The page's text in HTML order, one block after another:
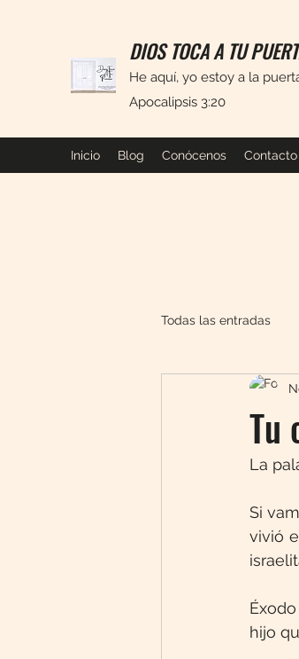
DIOS TOCA A TU
He aquí, yo estoy a la
Apocalipsis 3:20
Inicio Blog Conócenos Contacto
Todas las entradas
Tu
La
Si
vivió
hijo